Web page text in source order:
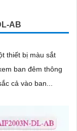
AB
thiết bị màu sắt
ban đêm thông
cả vào ban...